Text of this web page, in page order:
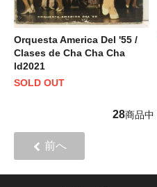
Orquesta America Del '55 /
Clases de Cha Cha Cha
ld2021
SOLD OUT
28商品中
前へ